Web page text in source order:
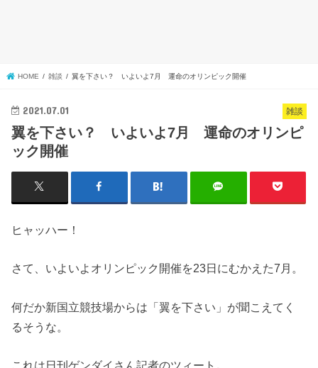
HOME 雑談 翼を下さい？ いよいよ7月 運命のオリンピック開催
雑談
2021.07.01
翼を下さい？ いよいよ7月 運命のオリンピ
ック開催
ヒャッハー！
さて、いよいよオリンピック開催を23日にむかえた7月。
何だか新国立競技場からは「翼を下さい」が聞こえてく
るそうな。
これは日刊ゲンダイさん記者のツィート。